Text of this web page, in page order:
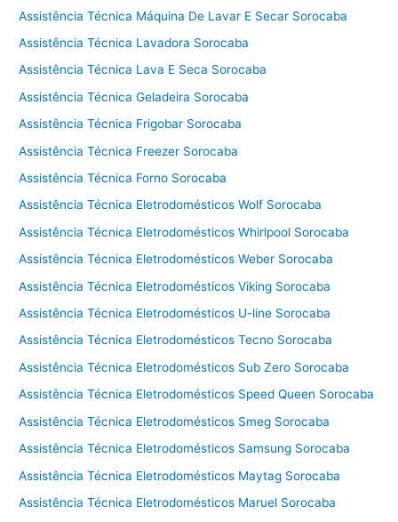
n
i
a
s
a
d
r
a
C
t
i
Assistência Técnica Máquina De Lavar E Secar Sorocaba
Assistência Técnica Lavadora Sorocaba
Assistência Técnica Lava E Seca Sorocaba
Assistência Técnica Geladeira Sorocaba
Assistência Técnica Frigobar Sorocaba
Assistência Técnica Freezer Sorocaba
Assistência Técnica Forno Sorocaba
Assistência Técnica Eletrodomésticos Wolf Sorocaba
Assistência Técnica Eletrodomésticos Whirlpool Sorocaba
Assistência Técnica Eletrodomésticos Weber Sorocaba
Assistência Técnica Eletrodomésticos Viking Sorocaba
Assistência Técnica Eletrodomésticos U-line Sorocaba
Assistência Técnica Eletrodomésticos Tecno Sorocaba
Assistência Técnica Eletrodomésticos Sub Zero Sorocaba
Assistência Técnica Eletrodomésticos Speed Queen Sorocaba
Assistência Técnica Eletrodomésticos Smeg Sorocaba
Assistência Técnica Eletrodomésticos Samsung Sorocaba
Assistência Técnica Eletrodomésticos Maytag Sorocaba
Assistência Técnica Eletrodomésticos Maruel Sorocaba